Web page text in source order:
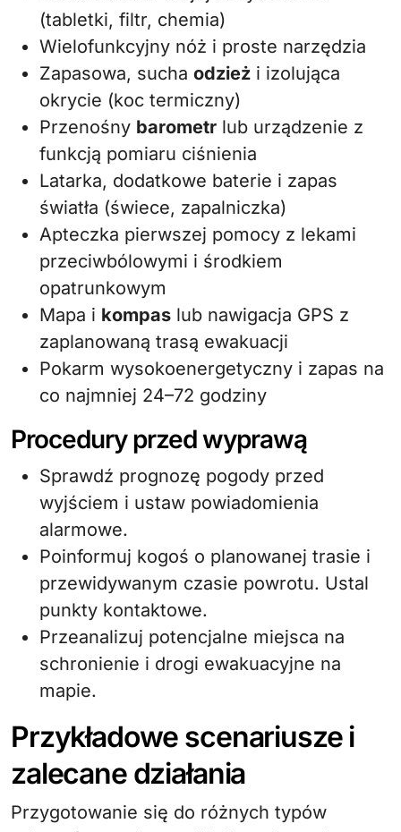
(tabletki, filtr, chemia)
Wielofunkcyjny nóż i proste narzędzia
Zapasowa, sucha odzież i izolująca
okrycie (koc termiczny)
Przenośny barometr lub urządzenie z
funkcją pomiaru ciśnienia
Latarka, dodatkowe baterie i zapas
światła (świece, zapalniczka)
Apteczka pierwszej pomocy z lekami
przeciwbólowymi i środkiem
opatrunkowym
Mapa i kompas lub nawigacja GPS z
zaplanowaną trasą ewakuacji
Pokarm wysokoenergetyczny i zapas na
co najmniej 24–72 godziny
Procedury przed wyprawą
Sprawdź prognozę pogody przed
wyjściem i ustaw powiadomienia
alarmowe.
Poinformuj kogoś o planowanej trasie i
przewidywanym czasie powrotu. Ustal
punkty kontaktowe.
Przeanalizuj potencjalne miejsca na
schronienie i drogi ewakuacyjne na
mapie.
Przykładowe scenariusze i
zalecane działania
Przygotowanie się do różnych typów